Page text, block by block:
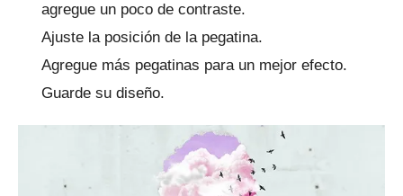
agregue un poco de contraste.
Ajuste la posición de la pegatina.
Agregue más pegatinas para un mejor efecto.
Guarde su diseño.